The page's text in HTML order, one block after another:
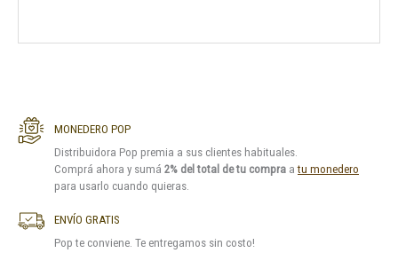
MONEDERO POP
Distribuidora Pop premia a sus clientes habituales.
Comprá ahora y sumá 2% del total de tu compra atu monedero
para usarlo cuando quieras.
ENVÍO GRATIS
Pop te conviene. Te entregamos sin costo!